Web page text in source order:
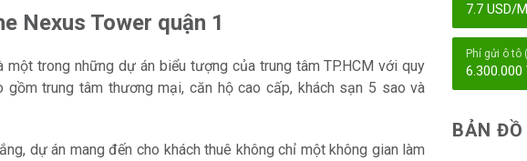
Nexus Tower quận 1
một trong những dự án biểu tượng của trung tâm TP.HCM với quy
gồm trung tâm thương mại, căn hộ cao cấp, khách sạn 5 sao và
dự án mang đến cho khách thuê không chỉ một không gian làm
7.7 USD/
Phí gửi ô tô
BẢN